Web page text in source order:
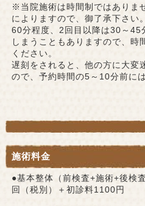
※当院施術は時間制ではありま
によりますので、御了承下さい
60分程度、2回目以降は30～45
しまうこともありますので、時
ください。
遅刻をされると、他の方に大変
ので、予約時間の5～10分前に
施術料金
●基本整体（前検査+施術+後検
回（税別）＋初診料1100円